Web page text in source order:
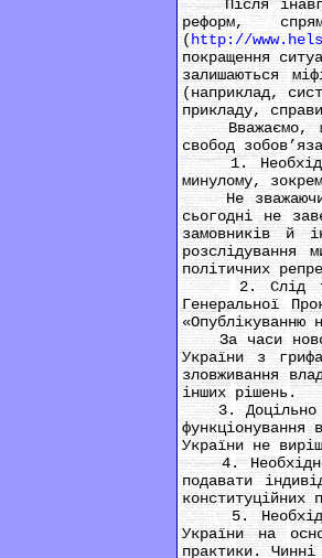
Після
реформ,
( http://
покращення
залишаються
(наприклад,
прикладу,
Вважаємо, що
свобод
1. Необхідно
минулому,
Не зважаючи
сьогодні не
замовників й
розслідування
політичних
2. Слід
Генеральної
«Опублікуванню
За часи нової
України з
зловживання
інших рішень.
3. Доцільно
функціонування
України не
4. Необхідно
подавати
5. Необхідно
України на
практики.